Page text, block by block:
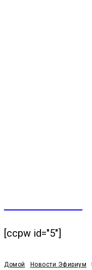
[ccpw id="5"]
Домой Новости Эфириум